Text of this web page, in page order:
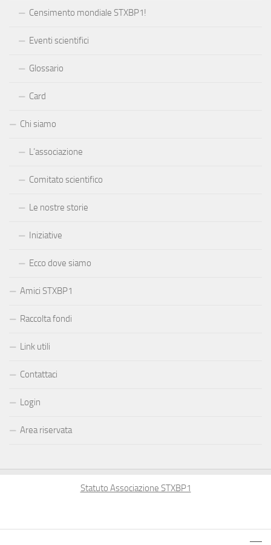
Censimento mondiale STXBP1!
Eventi scientifici
Glossario
Card
Chi siamo
L’associazione
Comitato scientifico
Le nostre storie
Iniziative
Ecco dove siamo
Amici STXBP1
Raccolta fondi
Link utili
Contattaci
Login
Area riservata
Statuto Associazione STXBP1